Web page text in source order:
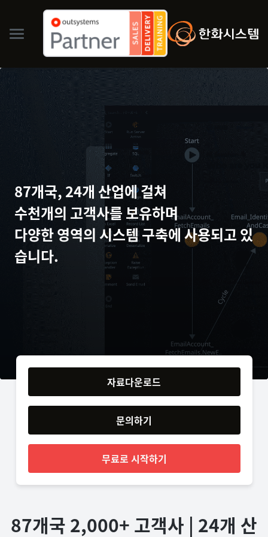
87개국, 24개 산업에 걸쳐
수천개의 고객사를 보유하며
다양한 영역의 시스템 구축에 사용되고 있
습니다.
자료다운로드
문의하기
무료로 시작하기
87개국 2,000+ 고객사 | 24개 산